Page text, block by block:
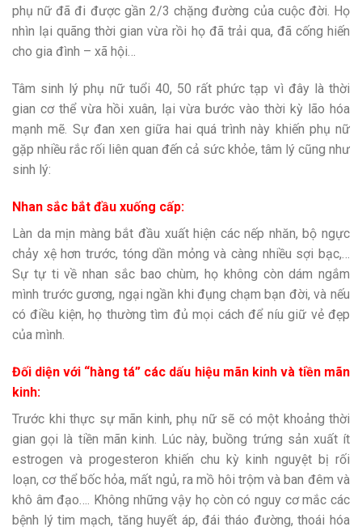
phụ nữ đã đi được gần 2/3 chặng đường của cuộc đời. Họ
nhìn lại quãng thời gian vừa rồi họ đã trải qua, đã cống hiến
cho gia đình – xã hội…
Tâm sinh lý phụ nữ tuổi 40, 50 rất phức tạp vì đây là thời
gian cơ thể vừa hồi xuân, lại vừa bước vào thời kỳ lão hóa
mạnh mẽ. Sự đan xen giữa hai quá trình này khiến phụ nữ
gặp nhiều rắc rối liên quan đến cả sức khỏe, tâm lý cũng như
sinh lý:
Nhan sắc bắt đầu xuống cấp:
Làn da mịn màng bắt đầu xuất hiện các nếp nhăn, bộ ngực
chảy xệ hơn trước, tóng dần mỏng và càng nhiều sợi bạc,…
Sự tự ti về nhan sắc bao chùm, họ không còn dám ngắm
mình trước gương, ngại ngần khi đụng chạm bạn đời, và nếu
có điều kiện, họ thường tìm đủ mọi cách để níu giữ vẻ đẹp
của mình.
Đối diện với “hàng tá” các dấu hiệu mãn kinh và tiền mãn
kinh:
Trước khi thực sự mãn kinh, phụ nữ sẽ có một khoảng thời
gian gọi là tiền mãn kinh. Lúc này, buồng trứng sản xuất ít
estrogen và progesteron khiến chu kỳ kinh nguyệt bị rối
loạn, cơ thể bốc hỏa, mất ngủ, ra mồ hôi trộm và ban đêm và
khô âm đạo…. Không những vậy họ còn có nguy cơ mắc các
bệnh lý tim mạch, tăng huyết áp, đái tháo đường, thoái hóa